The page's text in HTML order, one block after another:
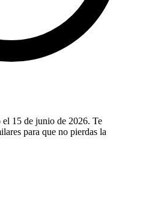
el 15 de junio de 2026. Te
para que no pierdas la